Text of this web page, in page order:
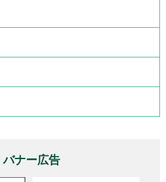
バナー広告